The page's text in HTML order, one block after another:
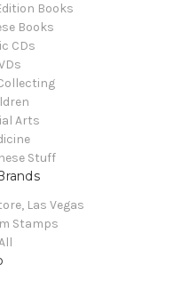
Books
Books
CDs
Arts
Stuff
Las Vegas
Stamps